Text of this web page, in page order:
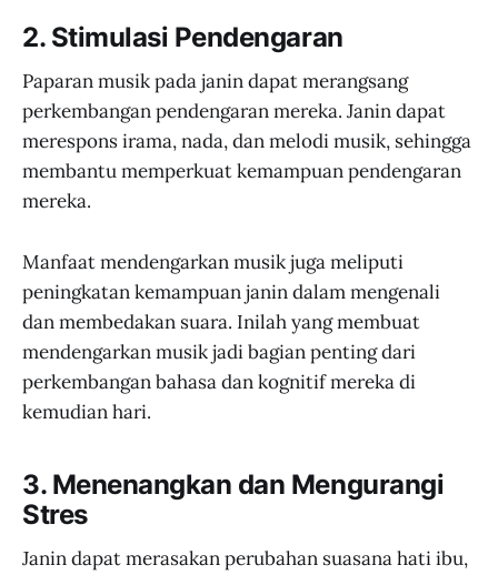
2. Stimulasi Pendengaran
Paparan musik pada janin dapat merangsang
perkembangan pendengaran mereka. Janin dapat
merespons irama, nada, dan melodi musik, sehingga
membantu memperkuat kemampuan pendengaran
mereka.
Manfaat mendengarkan musik juga meliputi
peningkatan kemampuan janin dalam mengenali
dan membedakan suara. Inilah yang membuat
mendengarkan musik jadi bagian penting dari
perkembangan bahasa dan kognitif mereka di
kemudian hari.
3. Menenangkan dan Mengurangi
Stres
Janin dapat merasakan perubahan suasana hati ibu,